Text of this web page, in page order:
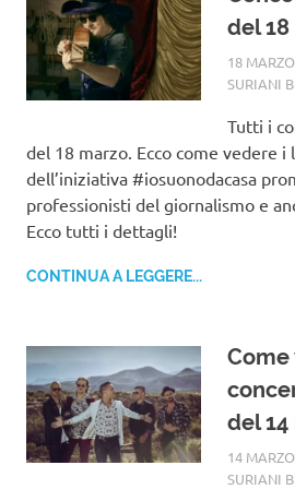
del
18
SURIANI
Tutti i
del 18 marzo. Ecco come vedere i
dell’iniziativa #iosuonodacasa
professionisti del giornalismo e
Ecco tutti i dettagli!
CONTINUA A LEGGERE...
Come
del
14
SURIANI